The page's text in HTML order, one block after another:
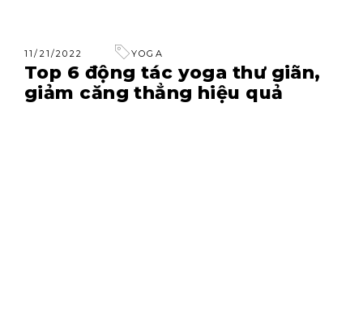
11/21/2022 YOGA
Top 6 động tác yoga thư giãn,
giảm căng thẳng hiệu quả